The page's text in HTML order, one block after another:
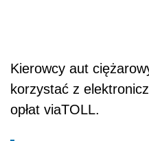
Kierowcy aut
korzystać z
opłat viaTOLL.